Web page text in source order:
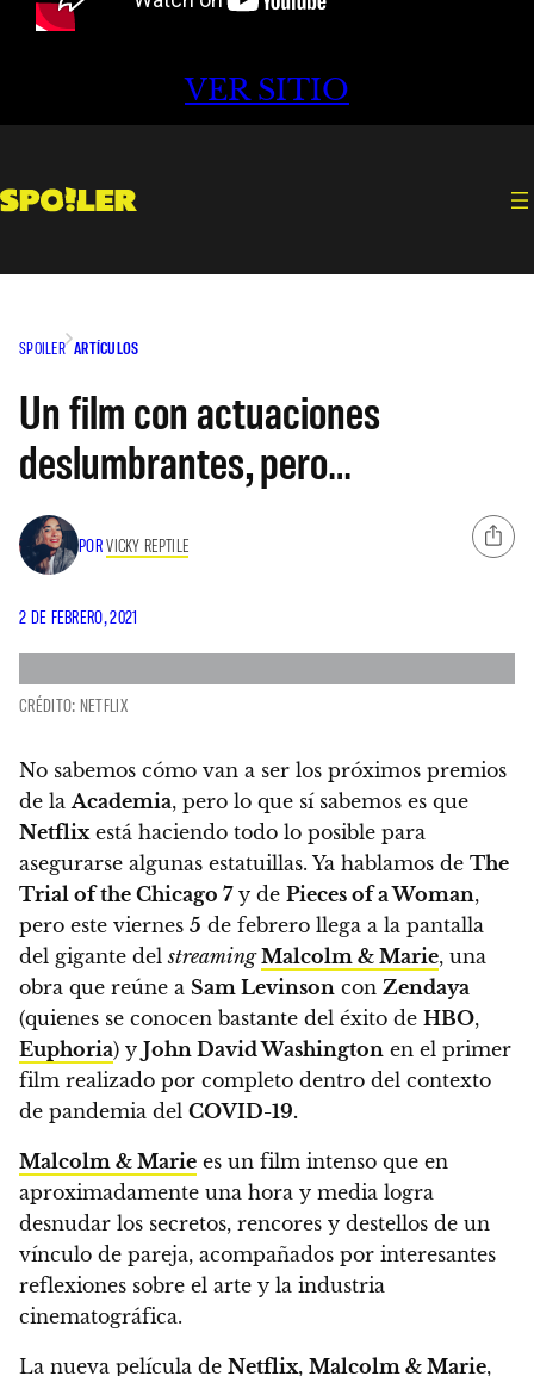
VER SITIO
SPOILER ARTÍCULOS
Un film con actuaciones
deslumbrantes, pero…
PORVICKY REPTILE
2 DE FEBRERO, 2021
CRÉDITO: NETFLIX
No sabemos cómo van a ser los próximos premios
de la Academia, pero lo que sí sabemos es que
Netflix está haciendo todo lo posible para
asegurarse algunas estatuillas. Ya hablamos de The
Trial of the Chicago 7y de Pieces of a Woman,
pero este viernes 5 de febrero llega a la pantalla
del gigante delstreamingMalcolm & Marie, una
obra que reúne a Sam Levinson con Zendaya
(quienes se conocen bastante del éxito de HBO,
Euphoria) y John David Washington en el primer
film realizado por completo dentro del contexto
de pandemia del COVID-19.
Malcolm & Marie es un film intenso que en
aproximadamente una hora y media logra
desnudar los secretos, rencores y destellos de un
vínculo de pareja, acompañados por interesantes
reflexiones sobre el arte y la industria
cinematográfica.
La nueva película de Netflix, Malcolm & Marie,